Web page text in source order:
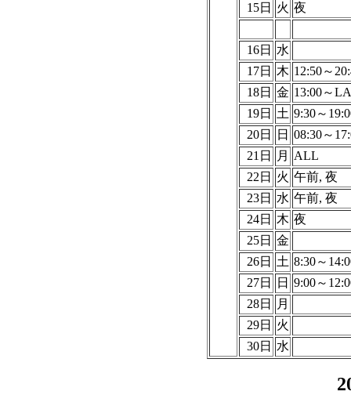
15日
火 夜
16日
水
17日
木 12:50～
18日 金 13:00～
19日
土 9:30～
20日
日 08:30～
21日
月
ALL
22日
火 午前, 夜
23日
水 午前, 夜
24日
木 夜
25日 金
26日
土 8:30～
27日
日 9:00～
28日
月
29日
火
30日
水